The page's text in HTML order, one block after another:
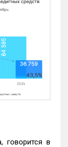
говорится в